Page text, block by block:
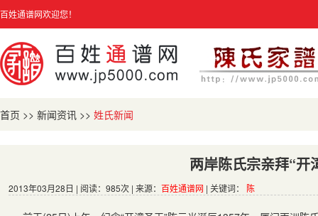
百姓通谱网欢迎您！
首页 >> 新闻资讯 >> 姓氏新闻
两岸陈氏宗亲拜“开
2013年03月28日 | 阅读：985次 | 来源： 百姓通谱网 | 关键词： 陈